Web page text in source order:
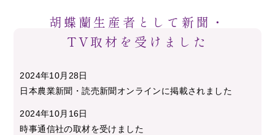
胡蝶蘭生産者として新聞・
TV取材を受けました
2024年10月28日
日本農業新聞・読売新聞オンラインに掲載されました
2024年10月16日
時事通信社の取材を受けました